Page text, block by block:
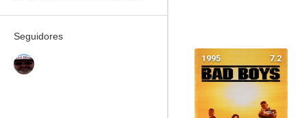
Seguidores
7.2
1995